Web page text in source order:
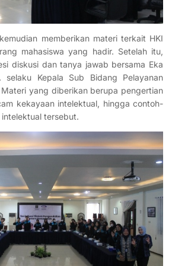
memberikan materi terkait HKI
mahasiswa yang hadir. Setelah itu,
diskusi dan tanya jawab bersama Eka
selaku Kepala Sub Bidang Pelayanan
yang diberikan berupa pengertian
kekayaan intelektual, hingga contoh-
tersebut.